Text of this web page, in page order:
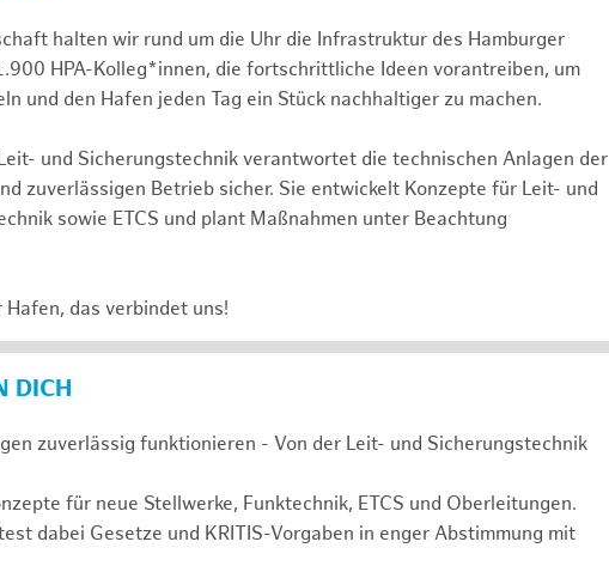
halten wir rund um die Uhr die Infrastruktur des Hamburger
HPA-Kolleg*innen, die fortschrittliche Ideen vorantreiben, um
und den Hafen jeden Tag ein Stück nachhaltiger zu machen.
und Sicherungstechnik verantwortet die technischen Anlagen der
zuverlässigen Betrieb sicher. Sie entwickelt Konzepte für Leit- und
sowie ETCS und plant Maßnahmen unter Beachtung
das verbindet uns!
DICH
zuverlässig funktionieren - Von der Leit- und Sicherungstechnik
für neue Stellwerke, Funktechnik, ETCS und Oberleitungen.
dabei Gesetze und KRITIS-Vorgaben in enger Abstimmung mit